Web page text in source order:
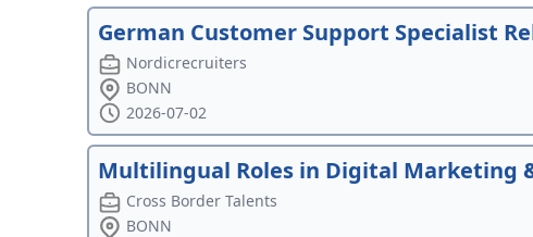
German Customer Support Specialist
Nordicrecruiters
BONN
2026-07-02
Multilingual Roles in Digital Marketing
Cross Border Talents
BONN